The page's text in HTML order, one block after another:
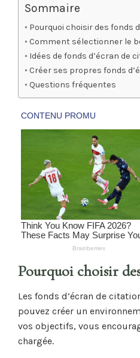
Sommaire
Pourquoi choisir des fonds
Comment sélectionner le
Idées de fonds d’écran de
Créer ses propres fonds
Questions fréquentes
Pourquoi choisir
Les fonds d’écran de
pouvez créer un
vos objectifs, vous
chargée.